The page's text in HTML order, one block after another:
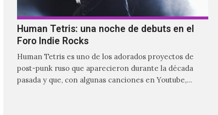
Human Tetris: una noche de debuts en el
Foro Indie Rocks
Human Tetris es uno de los adorados proyectos de
post-punk ruso que aparecieron durante la década
pasada y que, con algunas canciones en Youtube,